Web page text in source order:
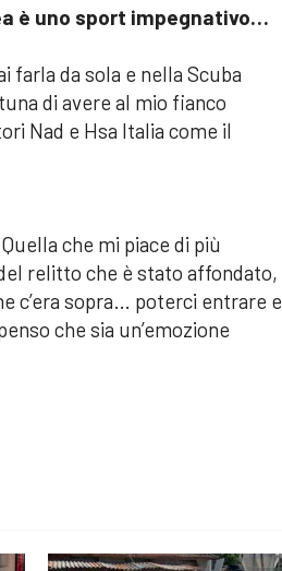
è uno sport impegnativo…
farla da sola e nella Scuba
di avere al mio fianco
Nad e Hsa Italia come il
che mi piace di più
relitto che è stato affondato,
c’era sopra… poterci entrare e
che sia un’emozione